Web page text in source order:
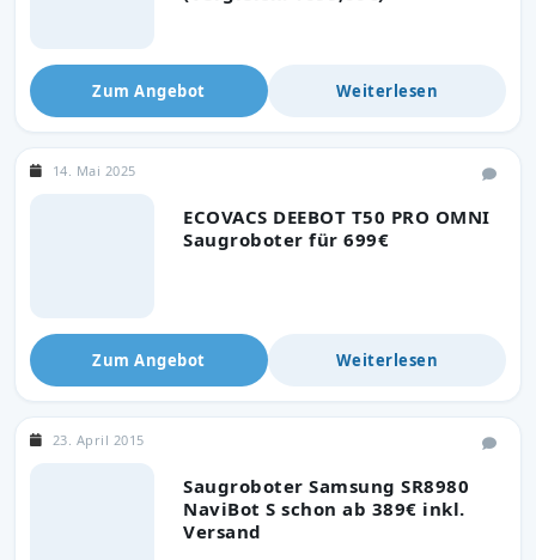
Zum Angebot Weiterlesen
ECOVACS DEEBOT T50 PRO OMNI
Saugroboter für 699€
14. Mai 2025
Zum Angebot Weiterlesen
Saugroboter Samsung SR8980
NaviBot S schon ab 389€ inkl.
Versand
23. April 2015